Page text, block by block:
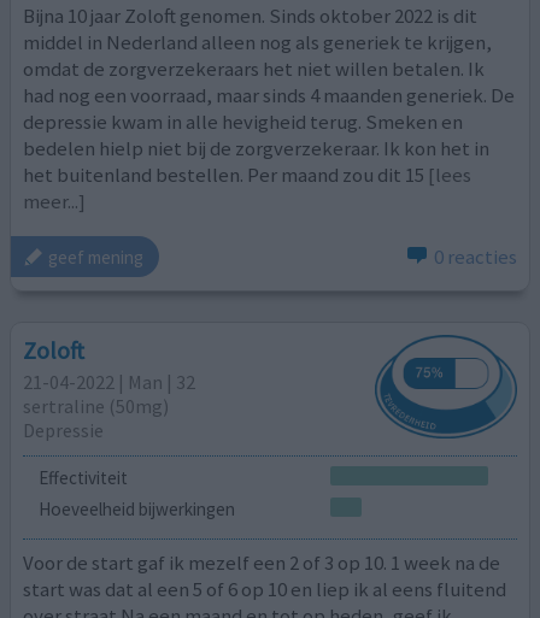
Bijna 10 jaar Zoloft genomen. Sinds oktober 2022 is dit
middel in Nederland alleen nog als generiek te krijgen,
omdat de zorgverzekeraars het niet willen betalen. Ik
had nog een voorraad, maar sinds 4 maanden generiek. De
depressie kwam in alle hevigheid terug. Smeken en
bedelen hielp niet bij de zorgverzekeraar. Ik kon het in
het buitenland bestellen. Per maand zou dit 15 [lees
meer...]
geef mening 0 reacties
Zoloft
21-04-2022 | Man | 32
sertraline (50mg)
Depressie
Effectiviteit
Hoeveelheid bijwerkingen
Voor de start gaf ik mezelf een 2 of 3 op 10. 1 week na de
start was dat al een 5 of 6 op 10 en liep ik al eens fluitend